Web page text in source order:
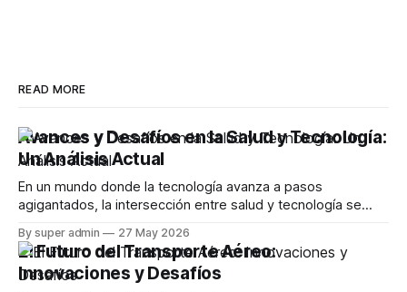
READ MORE
Avances y Desafíos en la Salud y Tecnología:
Un Análisis Actual
En un mundo donde la tecnología avanza a pasos
agigantados, la intersección entre salud y tecnología se
desarrollos recientes en aplicaciones de salud, desafíos
que enfrentan los usuarios y las controversias que emergen
By super admin 27 May 2026
El Futuro del Transporte Aéreo:
Innovaciones y Desafíos